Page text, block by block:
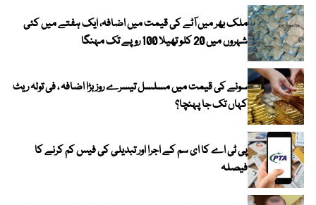
ملک بھر میں آٹے کی قیمت میں اضافہ، ایک ہفتے میں کئی
شہروں میں 20 کلو تھیلا 100 روپے تک مہنگا
سونے کی قیمت میں مسلسل تیسرے روز بڑا اضافہ ، فی تولہ ریٹ
کہاں تک جا پہنچا؟
پی ٹی اے کا ای سم کے اجرا اور تبدیلی کی فیس کم کرنے کا
فیصلہ